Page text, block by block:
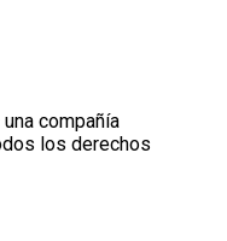
compañía
los derechos